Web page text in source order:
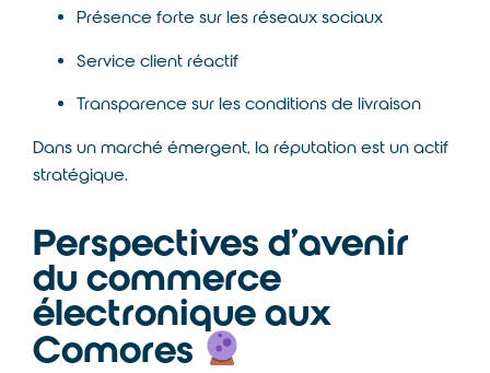
Présence forte sur les réseaux sociaux
Service client réactif
Transparence sur les conditions de livraison
Dans un marché émergent, la réputation est un actif
stratégique.
Perspectives d’avenir
du commerce
électronique aux
Comores